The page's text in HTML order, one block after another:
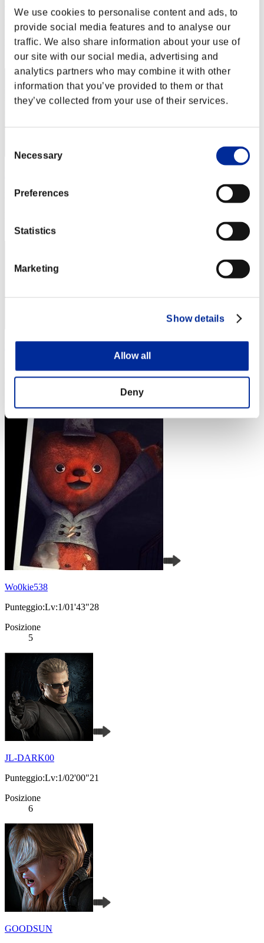
We use cookies to personalise content and ads, to
provide social media features and to analyse our
traffic. We also share information about your use of
our site with our social media, advertising and
analytics partners who may combine it with other
information that you’ve provided to them or that
they’ve collected from your use of their services.
Selection
Necessary
Preferences
Statistics
Marketing
Show details
Allow all
Deny
Punteggio:Lv:1/01'04"69
Posizione
2
Punteggio:Lv:1/01'05"02
3
Wo0kie538
Punteggio:Lv:1/01'43"28
Posizione
5
JL-DARK00
Punteggio:Lv:1/02'00"21
Posizione
6
GOODSUN